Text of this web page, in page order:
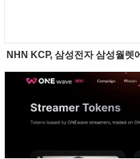
NHN KCP, 삼성전자 삼성월렛